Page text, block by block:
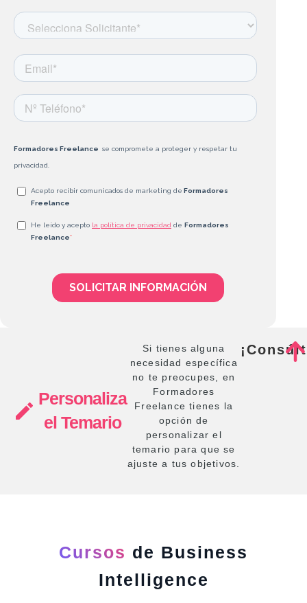
Personaliza
el Temario
Si tienes alguna
necesidad específica
no te preocupes, en
Formadores
Freelance tienes la
opción de
personalizar el
temario para que se
ajuste a tus objetivos.
Cursos de Business
Intelligence